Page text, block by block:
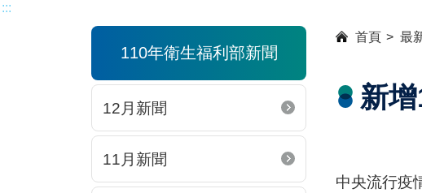
:::
110年衛生福利部新聞
12月新聞
11月新聞
首頁 最
新
中央流行疫